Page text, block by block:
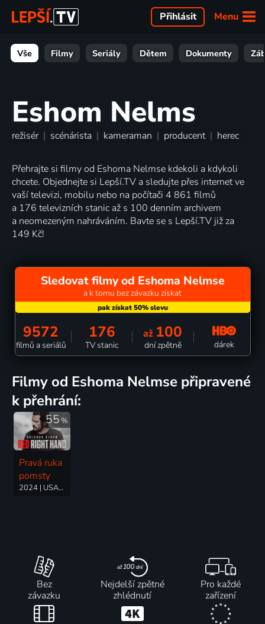
Menu
Přihlásit
Vše Filmy Seriály Dětem Dokumenty
Eshom Nelms
režisér | scénárista | kameraman | producent | herec
Přehrajte si filmy od Eshoma Nelmse kdekoli a kdykoli
chcete. Objednejte si Lepší.TV a sledujte přes internet ve
vaší televizi, mobilu nebo na počítači 4 861 filmů
a 176 televizních stanic až s 100 denním archivem
a neomezeným nahráváním. Bavte se s Lepší.TV již za
149 Kč!
Sledovat filmy od Eshoma Nelmse
a k tomu bez závazku získat
9572
filmů a seriálů
176
TV stanic
až 100
dní zpětně dárek
filmy od Eshoma Nelmse připravené
k přehrání:
55%
Pravá ruka
pomsty
2024 | USA | Thriller, Akční
Bez
závazku
Nejdelší zpětné
zhlédnutí
Pro každé
zařízení